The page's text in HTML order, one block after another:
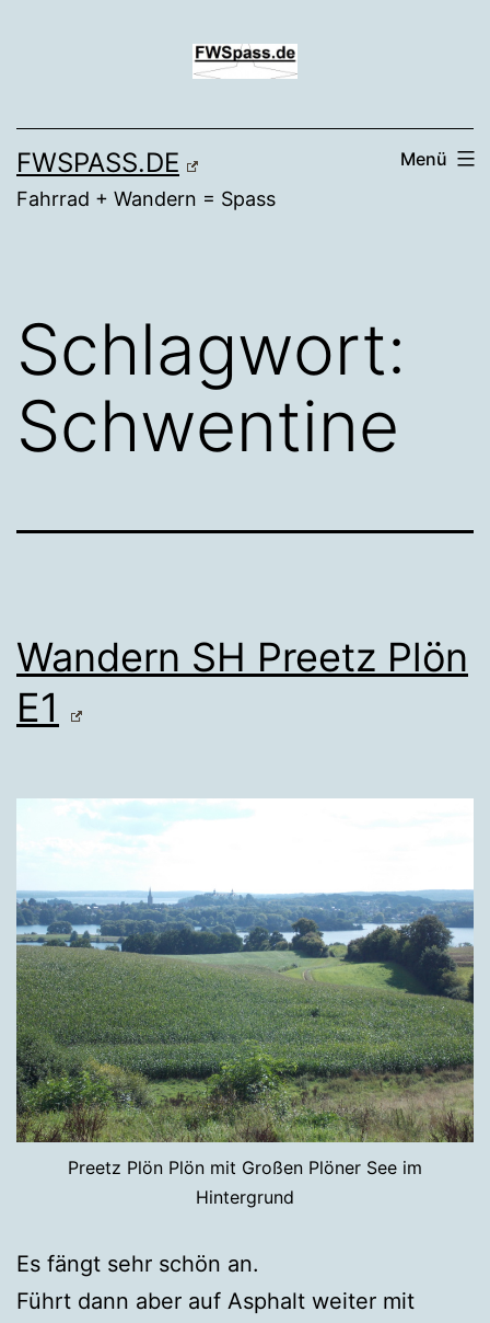
FWSPASS.DE
Fahrrad + Wandern = Spass
Menü
Schlagwort:
Schwentine
Wandern SH Preetz Plön
E1
Preetz Plön Plön mit Großen Plöner See im
Hintergrund
Es fängt sehr schön an.
Führt dann aber auf Asphalt weiter mit